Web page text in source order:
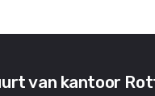
van kantoor